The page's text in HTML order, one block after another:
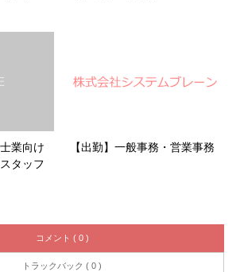
業向け
タッフ
【出勤】一般事務・営業事務
コメント ( 0 )
トラックバック ( 0 )